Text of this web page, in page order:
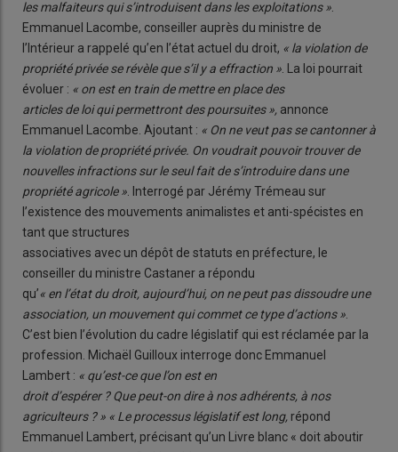
les malfaiteurs qui s’introduisent dans les exploitations »
Emmanuel Lacombe, conseiller auprès du ministre de
l’Intérieur a rappelé qu’en l’état actuel du droit, « la violation de
propriété privée se révèle que s’il y a effraction » . La loi pourrait
évoluer : « on est en train de mettre en place des
articles de loi qui permettront des poursuites », annonce
Emmanuel Lacombe. Ajoutant : « On ne veut pas se cantonner à
la violation de propriété privée. On voudrait pouvoir trouver de
nouvelles infractions sur le seul fait de s’introduire dans une
propriété agricole » . Interrogé par Jérémy Trémeau sur
l’existence des mouvements animalistes et anti-spécistes en
tant que structures
associatives avec un dépôt de statuts en préfecture, le
conseiller du ministre Castaner a répondu
qu’« en l’état du droit, aujourd’hui, on ne peut pas dissoudre une
association, un mouvement qui commet ce type d’actions »
C’est bien l’évolution du cadre législatif qui est réclamée par la
profession. Michaël Guilloux interroge donc Emmanuel
Lambert : « qu’est-ce que l’on est en
droit d’espérer ? Que peut-on dire à nos adhérents, à nos
agriculteurs ? » « Le processus législatif est long, répond
Emmanuel Lambert, précisant qu’un Livre blanc « doit aboutir